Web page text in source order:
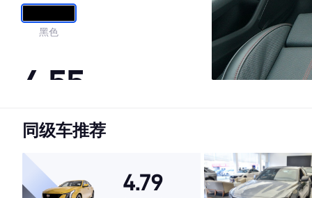
黑色
4.55
·外观表现一般，低于60%同级车
·空间表现一般，低于63%同级车
同级车推荐
4.79